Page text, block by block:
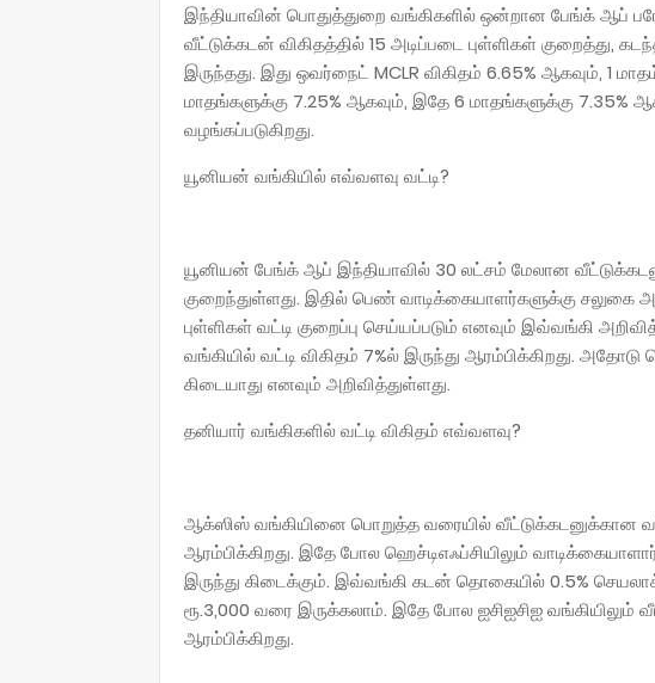
இந்தியாவின் பொதுத்துறை வங்கிகளில் ஒன்றான பேங்க் ஆப்
வீட்டுக்கடன் விகிதத்தில் 15 அடிப்படை புள்ளிகள் குறைத்து,
இருந்தது. இது ஒவர்நைட் MCLR விகிதம் 6.65% ஆகவும், 1
மாதங்களுக்கு 7.25% ஆகவும், இதே 6 மாதங்களுக்கு 7.35%
வழங்கப்படுகிறது.
யூனியன் வங்கியில் எவ்வளவு வட்டி?
யூனியன் பேங்க் ஆப் இந்தியாவில் 30 லட்சம் மேலான
குறைந்துள்ளது. இதில் பெண் வாடிக்கையாளர்களுக்கு சலுகை
புள்ளிகள் வட்டி குறைப்பு செய்யப்படும் எனவும் இவ்வங்கி
வங்கியில் வட்டி விகிதம் 7%ல் இருந்து ஆரம்பிக்கிறது.
கிடையாது எனவும் அறிவித்துள்ளது.
தனியார் வங்கிகளில் வட்டி விகிதம் எவ்வளவு?
ஆக்ஸிஸ் வங்கியினை பொறுத்த வரையில் வீட்டுக்கடனுக்கான
ஆரம்பிக்கிறது. இதே போல ஹெச்டிஎஃப்சியிலும்
இருந்து கிடைக்கும். இவ்வங்கி கடன் தொகையில் 0.5%
ரூ.3,000 வரை இருக்கலாம். இதே போல ஐசிஐசிஐ வங்கியிலும்
ஆரம்பிக்கிறது.